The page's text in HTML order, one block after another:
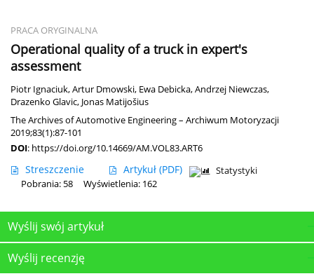
PRACA ORYGINALNA
Operational quality of a truck in expert's
assessment
Piotr Ignaciuk,Artur Dmowski, Ewa Debicka,Andrzej Niewczas,
Drazenko Glavic, Jonas Matijošius
The Archives of Automotive Engineering – Archiwum Motoryzacji
2019;83(1):87-101
DOI: https://doi.org/10.14669/AM.VOL83.ART6
Streszczenie Artykuł (PDF)
Statystyki
Pobrania: 58
Wyświetlenia: 162
Wyślij swój artykuł
Wyślij recenzję